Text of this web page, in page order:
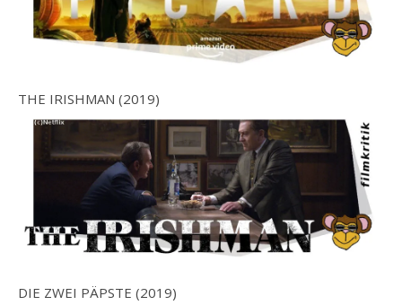
THE IRISHMAN (2019)
DIE ZWEI PÄPSTE (2019)